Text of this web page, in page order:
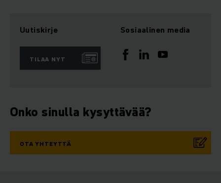
Uutiskirje
TILAA NYT
Sosiaalinen media
Onko sinulla kysyttävää?
OTA YHTEYTTÄ